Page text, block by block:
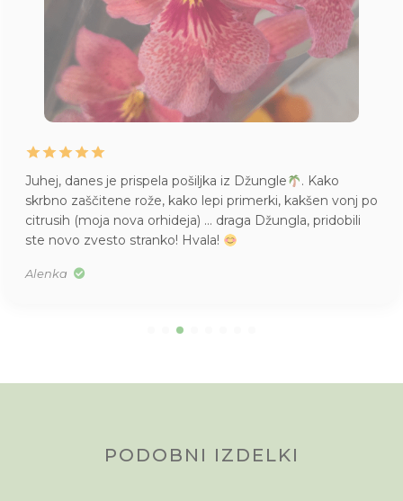
Juhej, danes je prispela pošiljka iz Džungle
. Kako
skrbno zaščitene rože, kako lepi primerki, kakšen vonj po
citrusih (moja nova orhideja) … draga Džungla, pridobili
ste novo zvesto stranko! Hvala!
Alenka
PODOBNI IZDELKI